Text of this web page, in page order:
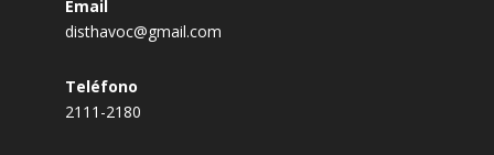
Email
disthavoc@gmail.com
Teléfono
2111-2180